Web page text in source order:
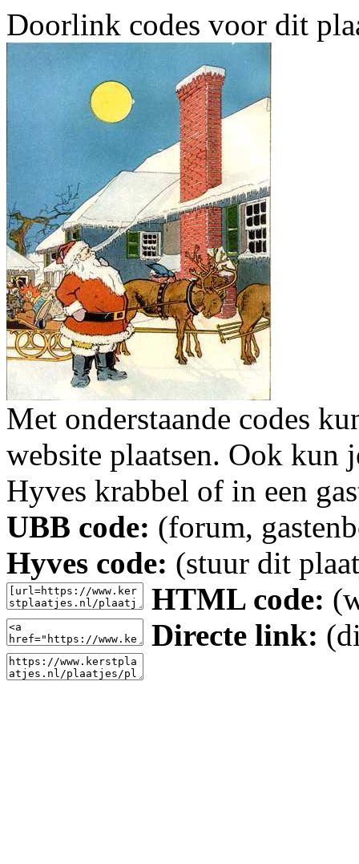
Doorlink codes voor dit
Met onderstaande codes
website plaatsen. Ook kun
Hyves krabbel of in een
UBB code: (forum,
Hyves code: (stuur dit
HTML code:
Directe link: